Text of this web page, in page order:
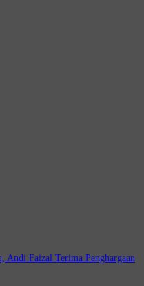
Andi Faizal Terima Penghargaan